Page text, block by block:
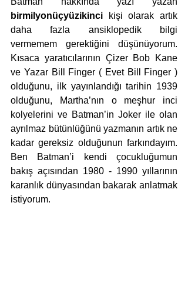
birmilyonüçyüzikinci kişi olarak artık
daha fazla ansiklopedik bilgi
vermemem gerektiğini düşünüyorum.
Kısaca yaratıcılarının Çizer Bob Kane
ve Yazar Bill Finger ( Evet Bill Finger )
olduğunu, ilk yayınlandığı tarihin 1939
olduğunu, Martha’nın o meşhur inci
kolyelerini ve Batman’in Joker ile olan
ayrılmaz bütünlüğünü yazmanın artık ne
kadar gereksiz olduğunun farkındayım.
Ben Batman’i kendi çocukluğumun
bakış açısından 1980 - 1990 yıllarının
karanlık dünyasından bakarak anlatmak
istiyorum.